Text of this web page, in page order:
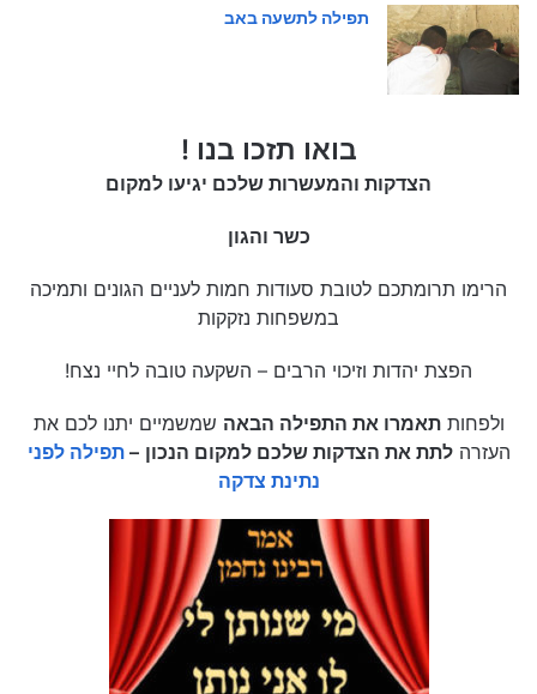
תפילה לתשעה באב
בואו תזכו בנו !
הצדקות והמעשרות שלכם יגיעו למקום
כשר והגון
הרימו תרומתכם לטובת סעודות חמות לעניים הגונים ותמיכה
במשפחות נזקקות
הפצת יהדות וזיכוי הרבים – השקעה טובה לחיי נצח!
ולפחותתאמרו את התפילה הבאה שמשמיים יתנו לכם את
העזרהלתת את הצדקות שלכם למקום הנכון –תפילה לפני
נתינת צדקה